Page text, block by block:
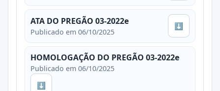
ATA DO PREGÃO 03-2022e
Publicado em 06/10/2025
⬇
HOMOLOGAÇÃO DO PREGÃO 03-2022e
Publicado em 06/10/2025
⬇